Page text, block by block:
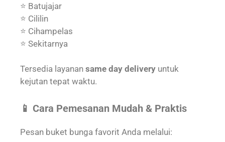
⭐ Batujajar
⭐ Cililin
⭐ Cihampelas
⭐ Sekitarnya
Tersedia layanan same day delivery untuk
kejutan tepat waktu.
📱 Cara Pemesanan Mudah & Praktis
Pesan buket bunga favorit Anda melalui: